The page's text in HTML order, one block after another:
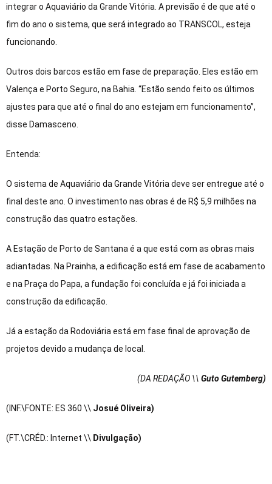
integrar o Aquaviário da Grande Vitória. A previsão é de que até o
fim do ano o sistema, que será integrado ao TRANSCOL, esteja
funcionando.
Outros dois barcos estão em fase de preparação. Eles estão em
Valença e Porto Seguro, na Bahia. “Estão sendo feito os últimos
ajustes para que até o final do ano estejam em funcionamento”,
disse Damasceno.
Entenda:
O sistema de Aquaviário da Grande Vitória deve ser entregue até o
final deste ano. O investimento nas obras é de R$ 5,9 milhões na
construção das quatro estações.
A Estação de Porto de Santana é a que está com as obras mais
adiantadas. Na Prainha, a edificação está em fase de acabamento
e na Praça do Papa, a fundação foi concluída e já foi iniciada a
construção da edificação.
Já a estação da Rodoviária está em fase final de aprovação de
projetos devido a mudança de local.
(DA REDAÇÃO \\ Guto Gutemberg)
(INF.\FONTE: ES 360 \\ Josué Oliveira)
(FT.\CRÉD.: Internet \\ Divulgação)